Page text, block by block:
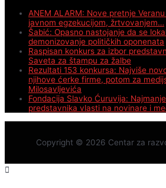
ANEM ALARM: Nove pretnje
javnom egzekucijom, žrtvovanjem…
Šabić: Opasno nastojanje da se
demonizovanje političkih oponenata
Raspisan konkurs za izbor
Saveta za štampu za žalbe
Rezultati 153 konkursa: Najviše
njihove ćerke firme, potom za
Milosavljevića
Fondacija Slavko Ćuruvija:
predstavnika vlasti na novinare i
Copyright © 2026 Centar za